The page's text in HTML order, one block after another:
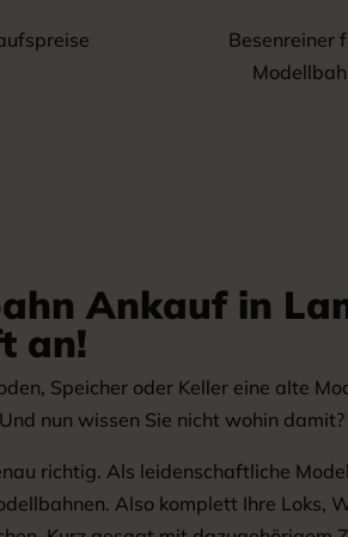
Besenreiner
Ankauf in
an!
Speicher oder Keller eine alte
nun wissen Sie nicht wohin damit?
richtig. Als leidenschaftliche
Also komplett Ihre Loks,